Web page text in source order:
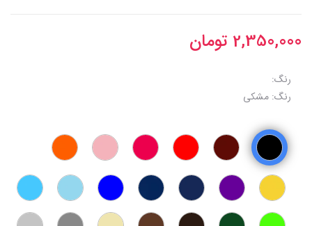
2,350,000 تومان
رنگ:
رنگ: مشکی